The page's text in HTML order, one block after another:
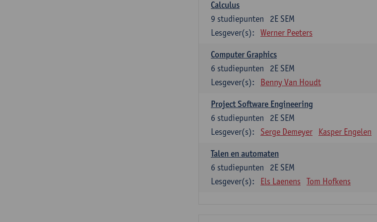
Calculus
2E SEM
9 studiepunten
Lesgever(s):
Werner Peeters
Computer Graphics
2E SEM
6 studiepunten
Lesgever(s):
Benny Van Houdt
Project Software Engineering
2E SEM
6 studiepunten
Lesgever(s):
Serge Demeyer Kasper Engelen
Talen en automaten
2E SEM
6 studiepunten
Lesgever(s):
Els Laenens Tom Hofkens